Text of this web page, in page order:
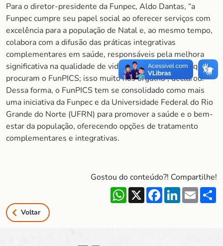
Para o diretor-presidente da Funpec, Aldo Dantas, “a
Funpec cumpre seu papel social ao oferecer serviços com
excelência para a população de Natal e, ao mesmo tempo,
colabora com a difusão das práticas integrativas
complementares em saúde, responsáveis pela melhora
significativa na qualidade de vida de muitas pessoas que
procuram o FunPICS; isso muito nos orgulha”, declarou.
Dessa forma, o FunPICS tem se consolidado como mais
uma iniciativa da Funpec e da Universidade Federal do Rio
Grande do Norte (UFRN) para promover a saúde e o bem-
estar da população, oferecendo opções de tratamento
complementares e integrativas.
Gostou do conteúdo?! Compartilhe!
WhatsApp
X FacebookLinkedIn
Email
Voltar